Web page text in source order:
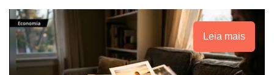
Leia mais